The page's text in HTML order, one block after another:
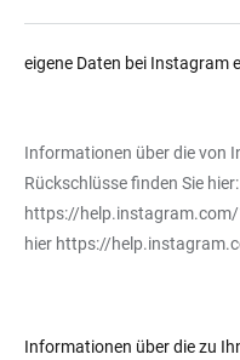
eigene Daten bei Instagram
Informationen über die von
Rückschlüsse finden Sie hier:
https://
hier https://
Informationen über die zu